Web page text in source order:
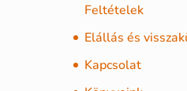
Feltételek
Elállás és
Kapcsolat